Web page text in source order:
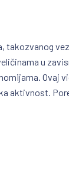
takozvanog
u
Ovaj
aktivnost.